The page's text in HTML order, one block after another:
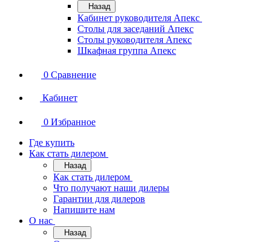
Назад
Кабинет руководителя Апекс
Столы для заседаний Апекс
Столы руководителя Апекс
Шкафная группа Апекс
0 Сравнение
Кабинет
0 Избранное
Где купить
Как стать дилером
Назад
Как стать дилером
Что получают наши дилеры
Гарантии для дилеров
Напишите нам
О нас
Назад